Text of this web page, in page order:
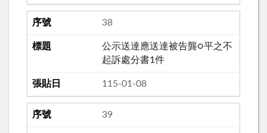
38
公示送達應送達被告龔○平之不
起訴處分書1件
115-01-08
39